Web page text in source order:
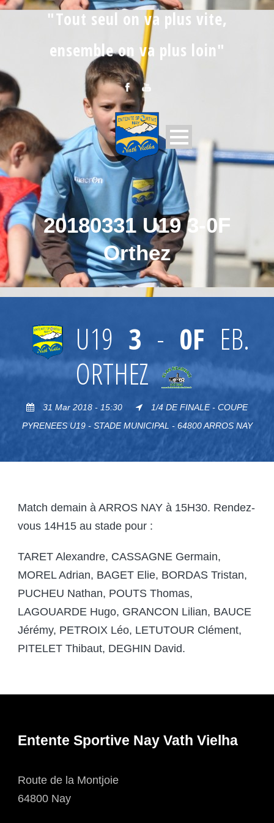
"Tout seul on va plus vite,
ensemble on va plus loin"
20180331 U19 3-0F
Orthez
U19 3 - 0F EB.
ORTHEZ
31 Mar 2018 - 15:30
1/4 DE FINALE - COUPE
PYRENEES U19 - STADE MUNICIPAL - 64800 ARROS NAY
Match demain à ARROS NAY à 15H30. Rendez-
vous 14H15 au stade pour :
TARET Alexandre, CASSAGNE Germain,
MOREL Adrian, BAGET Elie, BORDAS Tristan,
PUCHEU Nathan, POUTS Thomas,
LAGOUARDE Hugo, GRANCON Lilian, BAUCE
Jérémy, PETROIX Léo, LETUTOUR Clément,
PITELET Thibaut, DEGHIN David.
Entente Sportive Nay Vath Vielha
Route de la Montjoie
64800 Nay